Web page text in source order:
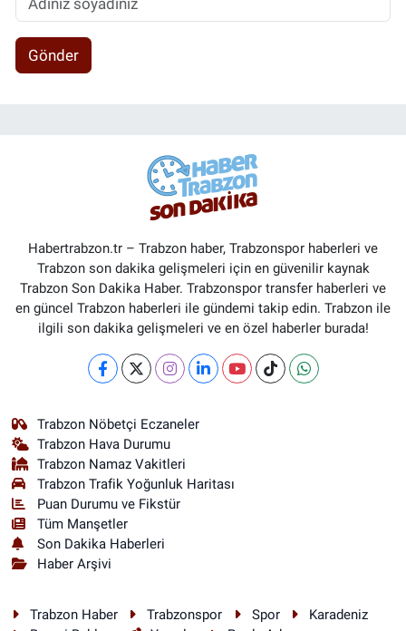
Gönder
Habertrabzon.tr – Trabzon haber, Trabzonspor haberleri ve
Trabzon son dakika gelişmeleri için en güvenilir kaynak
Trabzon Son Dakika Haber. Trabzonspor transfer haberleri ve
en güncel Trabzon haberleri ile gündemi takip edin. Trabzon ile
ilgili son dakika gelişmeleri ve en özel haberler burada!
Trabzon Nöbetçi Eczaneler
Trabzon Hava Durumu
Trabzon Namaz Vakitleri
Trabzon Trafik Yoğunluk Haritası
Puan Durumu ve Fikstür
Tüm Manşetler
Son Dakika Haberleri
Haber Arşivi
Trabzon Haber Trabzonspor Spor
Karadeniz